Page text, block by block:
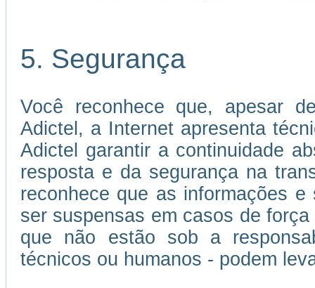
5. Segurança
Você reconhece que, apesar
Adictel, a Internet apresenta
Adictel garantir a continuidade
resposta e da segurança na
reconhece que as informações
ser suspensas em casos de
que não estão sob a
técnicos ou humanos - podem